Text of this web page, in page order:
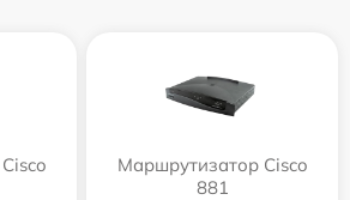
Маршрутизатор Cisco
881